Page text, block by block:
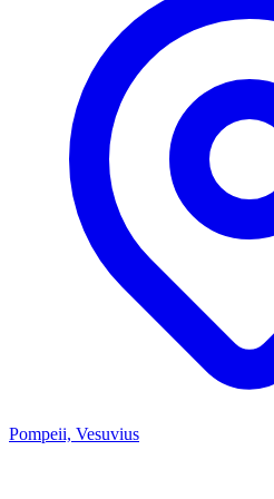
Pompeii, Vesuvius